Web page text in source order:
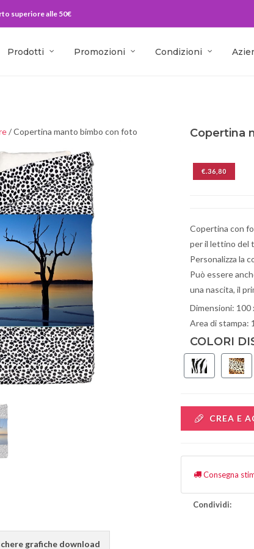
superiore alle 50€
Prodotti Promozioni Condizioni
/ Copertina manto bimbo con foto Copertina
€.36,80
Copertina con
per il lettino del
Personalizza la
Può essere
una nascita, il
Dimensioni: 100
Area di stampa:
COLORI
CREA E
Consegna
Condividi:
grafiche download